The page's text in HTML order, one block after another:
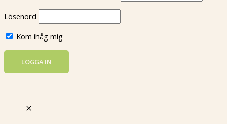
Lösenord
Kom ihåg mig